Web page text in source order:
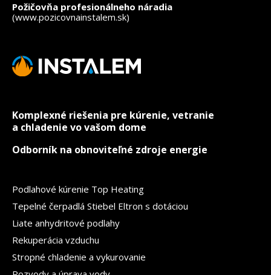
Komplexné riešenia pre kúrenie, vetranie
a chladenie vo vašom dome
Odborník na obnoviteľné zdroje energie
Podlahové kúrenie Top Heating
Tepelné čerpadlá Stiebel Eltron s dotáciou
Liate anhydritové podlahy
Rekuperácia vzduchu
Stropné chladenie a vykurovanie
Požičovňa profesionálneho náradia
(www.pozicovnainstalem.sk)